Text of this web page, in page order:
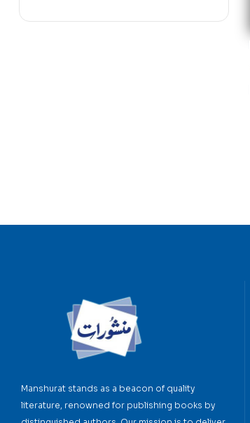
Manshurat stands as a beacon of quality
literature, renowned for publishing books by